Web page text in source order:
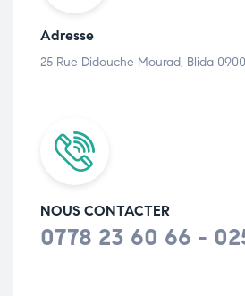
Adresse
25 Rue Didouche Mourad, Blida
NOUS CONTACTER
0778 23 60 66 -